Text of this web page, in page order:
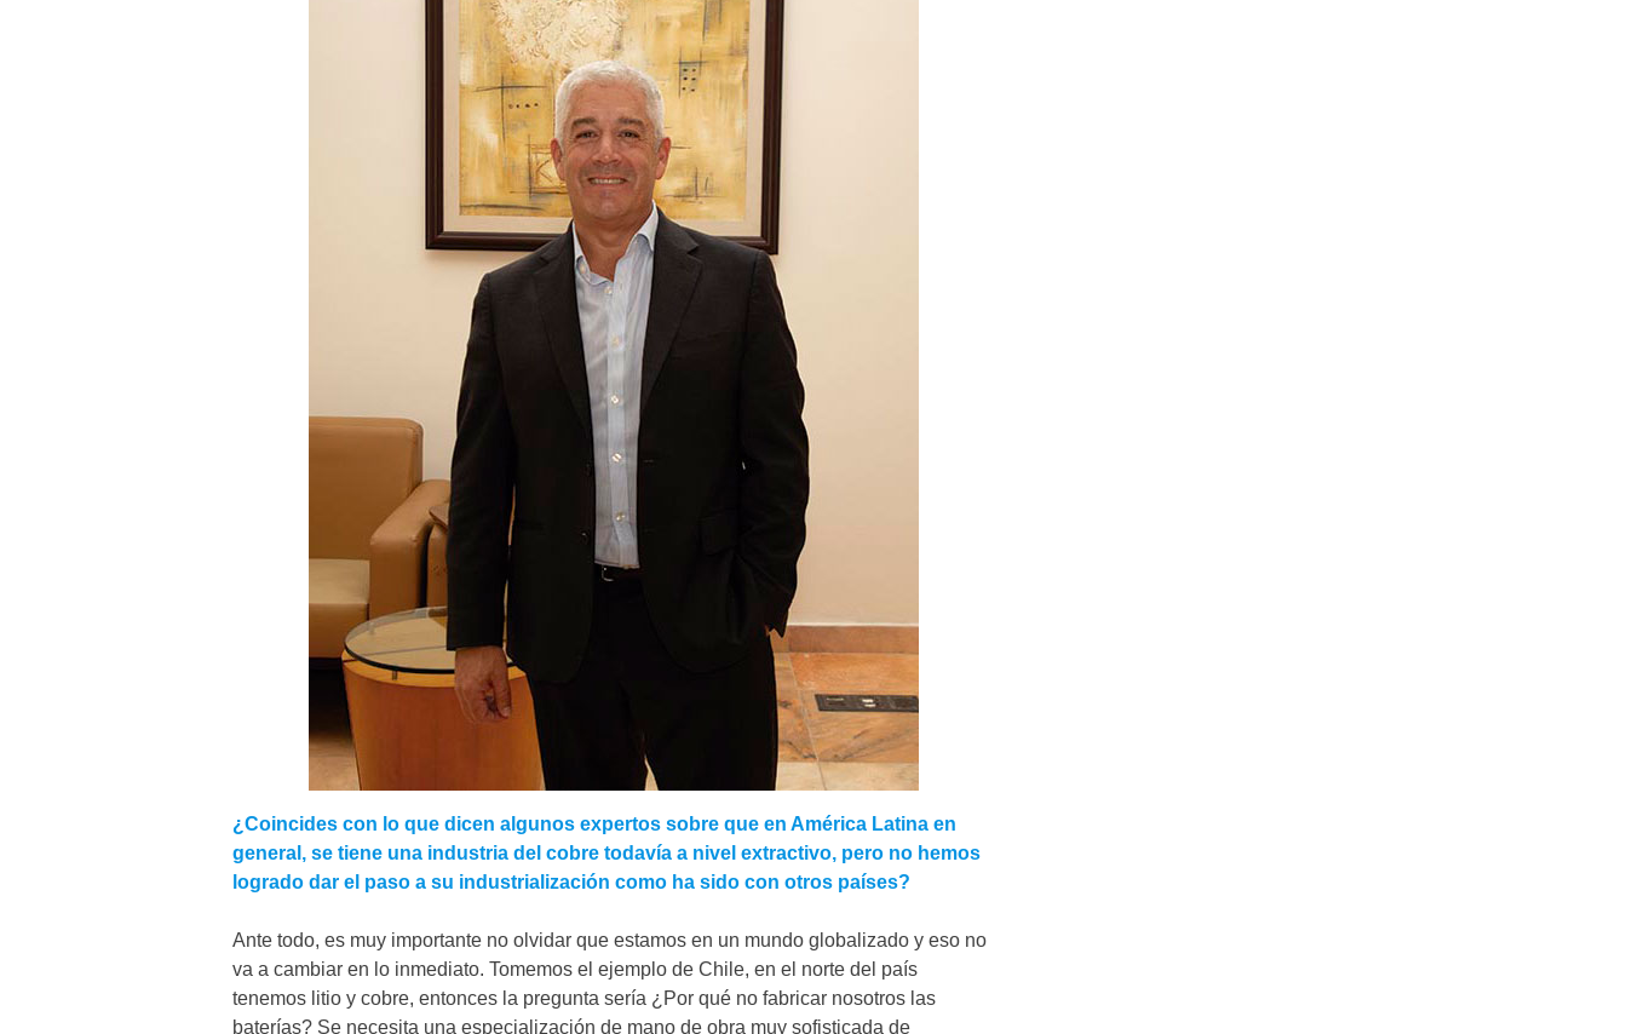
¿Coincides con lo que dicen algunos expertos sobre que en América Latina en
general, se tiene una industria del cobre todavía a nivel extractivo, pero no hemos
logrado dar el paso a su industrialización como ha sido con otros países?
Ante todo, es muy importante no olvidar que estamos en un mundo globalizado y eso no
va a cambiar en lo inmediato. Tomemos el ejemplo de Chile, en el norte del país
tenemos litio y cobre, entonces la pregunta sería ¿Por qué no fabricar nosotros las
baterías? Se necesita una especialización de mano de obra muy sofisticada de